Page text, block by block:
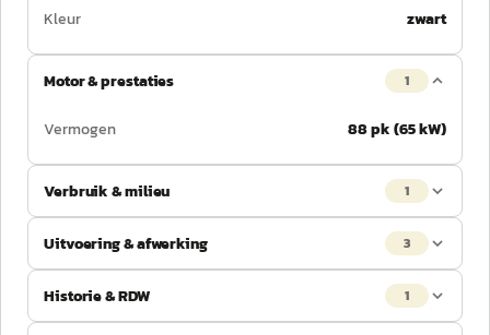
Kleur
zwart
Motor & prestaties 1
Vermogen 88 pk (65 kW)
Verbruik & milieu 1
Uitvoering & afwerking 3
Historie & RDW 1